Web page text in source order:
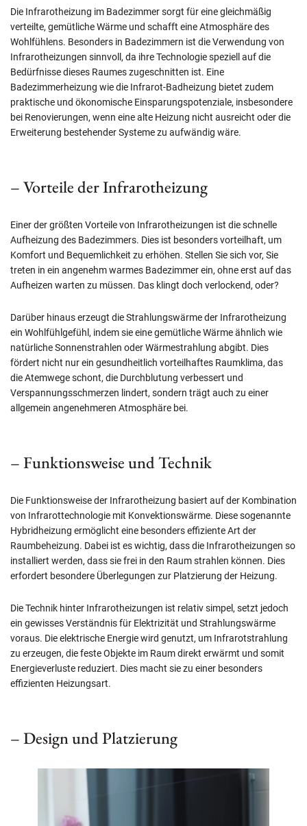
Die Infrarotheizung im Badezimmer sorgt für eine gleichmäßig
verteilte, gemütliche Wärme und schafft eine Atmosphäre des
Wohlfühlens. Besonders in Badezimmern ist die Verwendung von
Infrarotheizungen sinnvoll, da ihre Technologie speziell auf die
Bedürfnisse dieses Raumes zugeschnitten ist. Eine
Badezimmerheizung wie die Infrarot-Badheizung bietet zudem
praktische und ökonomische Einsparungspotenziale, insbesondere
bei Renovierungen, wenn eine alte Heizung nicht ausreicht oder die
Erweiterung bestehender Systeme zu aufwändig wäre.
– Vorteile der Infrarotheizung
Einer der größten Vorteile von Infrarotheizungen ist die schnelle
Aufheizung des Badezimmers. Dies ist besonders vorteilhaft, um
Komfort und Bequemlichkeit zu erhöhen. Stellen Sie sich vor, Sie
treten in ein angenehm warmes Badezimmer ein, ohne erst auf das
Aufheizen warten zu müssen. Das klingt doch verlockend, oder?
Darüber hinaus erzeugt die Strahlungswärme der Infrarotheizung
ein Wohlfühlgefühl, indem sie eine gemütliche Wärme ähnlich wie
natürliche Sonnenstrahlen oder Wärmestrahlung abgibt. Dies
fördert nicht nur ein gesundheitlich vorteilhaftes Raumklima, das
die Atemwege schont, die Durchblutung verbessert und
Verspannungsschmerzen lindert, sondern trägt auch zu einer
allgemein angenehmeren Atmosphäre bei.
– Funktionsweise und Technik
Die Funktionsweise der Infrarotheizung basiert auf der Kombination
von Infrarottechnologie mit Konvektionswärme. Diese sogenannte
Hybridheizung ermöglicht eine besonders effiziente Art der
Raumbeheizung. Dabei ist es wichtig, dass die Infrarotheizungen so
installiert werden, dass sie frei in den Raum strahlen können. Dies
erfordert besondere Überlegungen zur Platzierung der Heizung.
Die Technik hinter Infrarotheizungen ist relativ simpel, setzt jedoch
ein gewisses Verständnis für Elektrizität und Strahlungswärme
voraus. Die elektrische Energie wird genutzt, um Infrarotstrahlung
zu erzeugen, die feste Objekte im Raum direkt erwärmt und somit
Energieverluste reduziert. Dies macht sie zu einer besonders
effizienten Heizungsart.
– Design und Platzierung